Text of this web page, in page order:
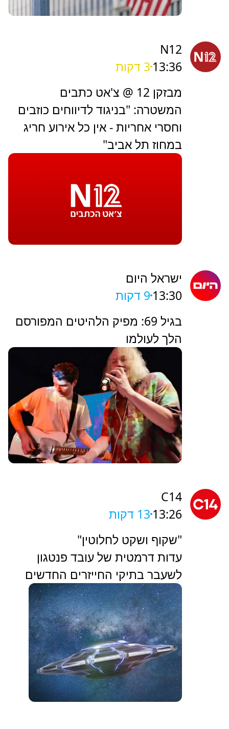
N12
13:36 3 דקות
מבזקן 12 @ צ'אט כתבים
המשטרה: "בניגוד לדיווחים כוזבים
וחסרי אחריות - אין כל אירוע חריג
במחוז תל אביב"
ישראל היום
13:30 9 דקות
בגיל 69: מפיק הלהיטים המפורסם
הלך לעולמו
C14
13:26 13 דקות
"שקוף ושקט לחלוטין"
עדות דרמטית של עובד פנטגון
לשעבר בתיקי החייזרים החדשים